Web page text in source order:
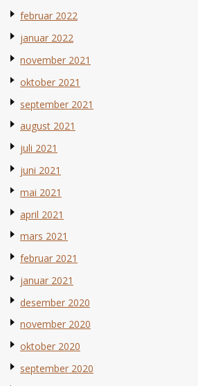
februar 2022
januar 2022
november 2021
oktober 2021
september 2021
august 2021
juli 2021
juni 2021
mai 2021
april 2021
mars 2021
februar 2021
januar 2021
desember 2020
november 2020
oktober 2020
september 2020